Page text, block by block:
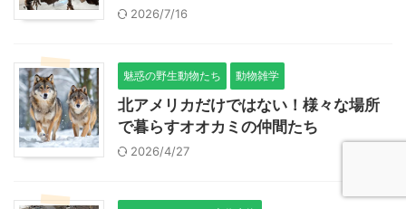
2026/7/16
魅惑の野生動物たち 動物雑学
北アメリカだけではない！様々な場所
で暮らすオオカミの仲間たち
2026/4/27